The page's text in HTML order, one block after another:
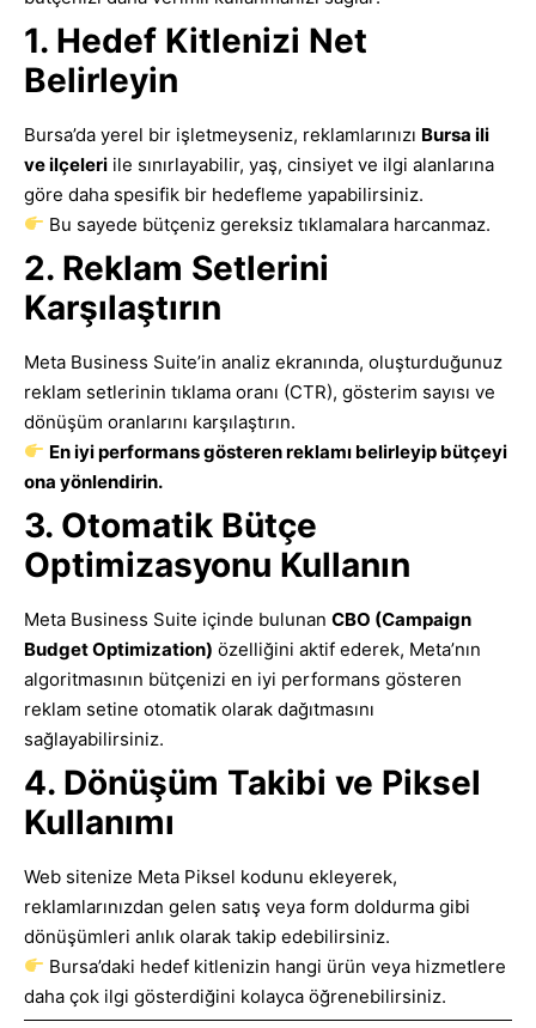
1. Hedef Kitlenizi Net
Belirleyin
Bursa’da yerel bir işletmeyseniz, reklamlarınızı Bursa ili
ve ilçeleri ile sınırlayabilir, yaş, cinsiyet ve ilgi alanlarına
göre daha spesifik bir hedefleme yapabilirsiniz.
Bu sayede bütçeniz gereksiz tıklamalara harcanmaz.
2. Reklam Setlerini
Karşılaştırın
Meta Business Suite’in analiz ekranında, oluşturduğunuz
reklam setlerinin tıklama oranı (CTR), gösterim sayısı ve
dönüşüm oranlarını karşılaştırın.
En iyi performans gösteren reklamı belirleyip bütçeyi
ona yönlendirin.
3. Otomatik Bütçe
Optimizasyonu Kullanın
Meta Business Suite içinde bulunan CBO (Campaign
Budget Optimization) özelliğini aktif ederek, Meta’nın
algoritmasının bütçenizi en iyi performans gösteren
reklam setine otomatik olarak dağıtmasını
sağlayabilirsiniz.
4. Dönüşüm Takibi ve Piksel
Kullanımı
Web sitenize Meta Piksel kodunu ekleyerek,
reklamlarınızdan gelen satış veya form doldurma gibi
dönüşümleri anlık olarak takip edebilirsiniz.
Bursa’daki hedef kitlenizin hangi ürün veya hizmetlere
daha çok ilgi gösterdiğini kolayca öğrenebilirsiniz.